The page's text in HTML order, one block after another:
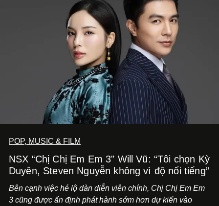
POP, MUSIC & FILM
NSX “Chị Chị Em Em 3" Will Vũ: “Tôi chọn Kỳ
Duyên, Steven Nguyễn không vì độ nổi tiếng”
Bên cạnh việc hé lộ dàn diễn viên chính, Chị Chị Em Em
3 cũng được ấn định phát hành sớm hơn dự kiến vào